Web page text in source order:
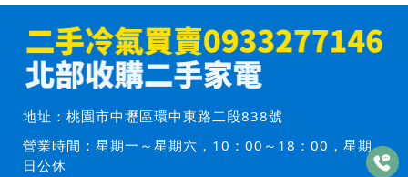
地址： 桃園市中壢區環中東路二段838號
營業時間：星期一～星期六，10：00～18：00，星期
日公休